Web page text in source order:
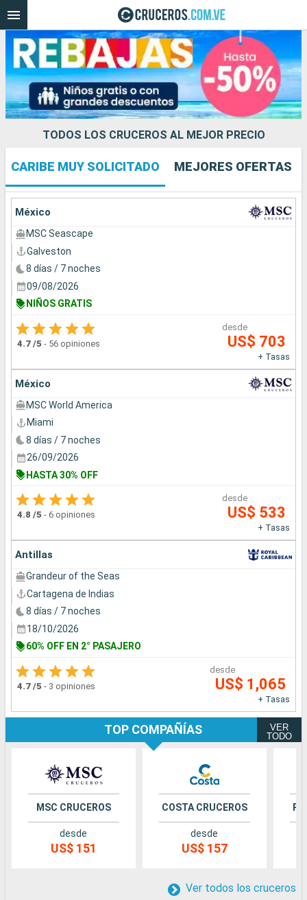
Fecha de salida
TODOS LOS CRUCEROS AL MEJOR PRECIO
CARIBE MUY SOLICITADO MEJORES OFERTAS
México
MSC Seascape
Galveston
8 días / 7 noches
09/08/2026
NIÑOS GRATIS
4.7 /5 - 56 opiniones
desde
US$ 703
+ Tasas
México
MSC World America
Miami
8 días / 7 noches
26/09/2026
HASTA 30% OFF
4.8 /5 - 6 opiniones
desde
US$ 533
+ Tasas
Antillas
Grandeur of the Seas
Cartagena de Indias
8 días / 7 noches
18/10/2026
60% OFF EN 2° PASAJERO
4.7 /5 - 3 opiniones
desde
US$ 1,065
+ Tasas
TOP COMPAÑÍAS
VER
TODO
MSC CRUCEROS
desde
US$ 151
COSTA CRUCEROS
desde
US$ 157
Ver todos los cruceros